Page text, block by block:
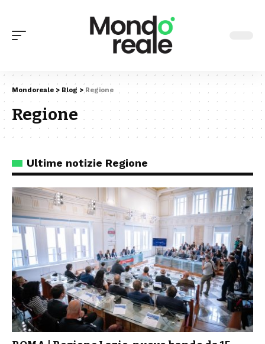
Mondoreale > Blog > Regione
Regione
Ultime notizie Regione